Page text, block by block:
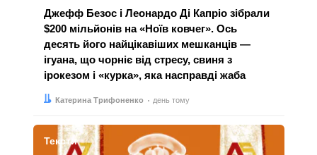
Джефф Безос і Леонардо Ді Капріо зібрали
$200 мільйонів на «Ноїв ковчег». Ось
десять його найцікавіших мешканців —
ігуана, що чорніє від стресу, свиня з
ірокезом і «курка», яка насправді жаба
Автор:
Катерина Трифоненко
Дата: день тому
Тексти